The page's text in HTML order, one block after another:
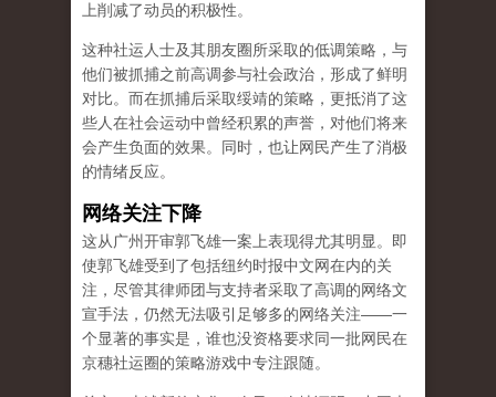
上削减了动员的积极性。
这种社运人士及其朋友圈所采取的低调策略，与
他们被抓捕之前高调参与社会政治，形成了鲜明
对比。而在抓捕后采取绥靖的策略，更抵消了这
些人在社会运动中曾经积累的声誉，对他们将来
会产生负面的效果。同时，也让网民产生了消极
的情绪反应。
网络关注下降
这从广州开审郭飞雄一案上表现得尤其明显。即
使郭飞雄受到了包括纽约时报中文网在内的关
注，尽管其律师团与支持者采取了高调的网络文
宣手法，仍然无法吸引足够多的网络关注——一
个显著的事实是，谁也没资格要求同一批网民在
京穗社运圈的策略游戏中专注跟随。